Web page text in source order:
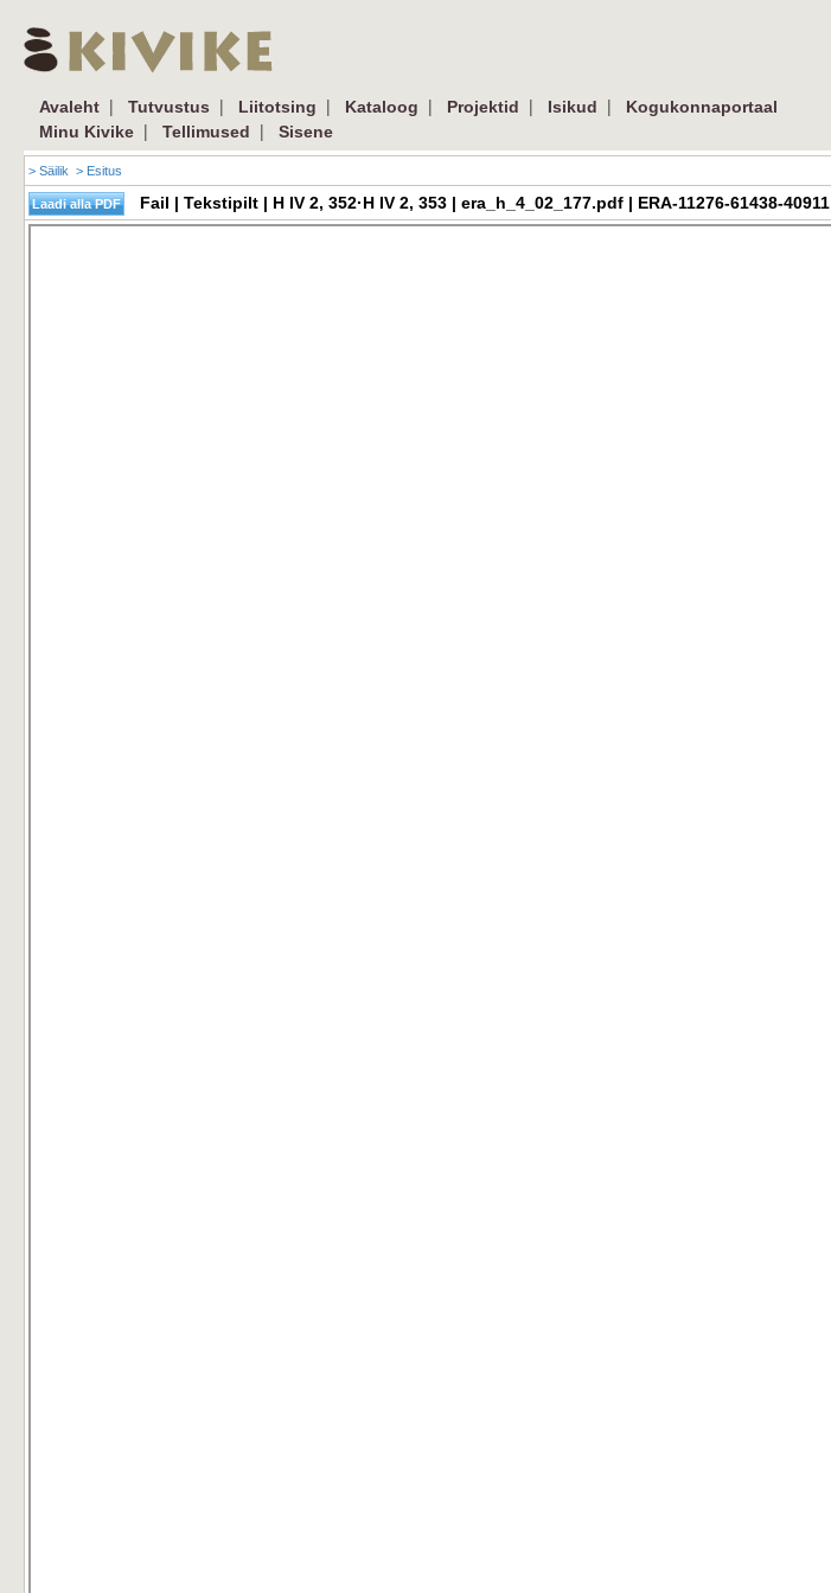
Avaleht | Tutvustus | Liitotsing | Kataloog | Projektid | Isikud |
Kogukonnaportaal
Minu Kivike | Tellimused | Sisene
> Säilik > Esitus
Fail | Tekstipilt | H IV 2, 352·H IV 2, 353 | era_h_4_02_177.pdf | ERA-11276-61438-40911